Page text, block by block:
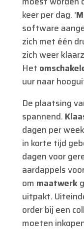
keer per dag. ‘
software
zich met één
zich weer
Het
uur naar
De plaatsing
spannend.
dagen per
in korte tijd
dagen voor
aardappels
om maatwerk
uitpakt.
order bij een
moeten